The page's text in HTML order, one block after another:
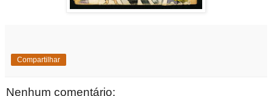
Compartilhar
Nenhum comentário: